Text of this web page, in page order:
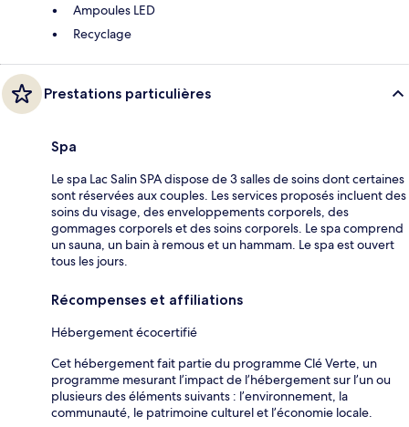
Ampoules LED
Recyclage
Prestations particulières
Spa
Le spa Lac Salin SPA dispose de 3 salles de soins dont certaines
sont réservées aux couples. Les services proposés incluent des
soins du visage, des enveloppements corporels, des
gommages corporels et des soins corporels. Le spa comprend
un sauna, un bain à remous et un hammam. Le spa est ouvert
tous les jours.
Récompenses et affiliations
Hébergement écocertifié
Cet hébergement fait partie du programme Clé Verte, un
programme mesurant l’impact de l’hébergement sur l’un ou
plusieurs des éléments suivants : l’environnement, la
communauté, le patrimoine culturel et l’économie locale.